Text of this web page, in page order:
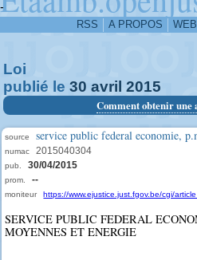
-
RSS A PROPOS
Loi
publié le 30 avril 2015
Comment obtenir une
source service public federal economie,
numac 2015040304
pub. 30/04/2015
prom. --
moniteur https://www.ejustice.just.fgov.be/cgi/
SERVICE PUBLIC FEDERAL
MOYENNES ET ENERGIE